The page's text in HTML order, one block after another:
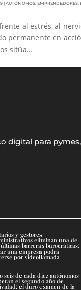
|AUTÓNOMOS,EMPRENDEDORES,
al estrés, al
permanente en
sitúa...
digital para
y gestores
eliminan una de
barreras burocráticas:
una empresa podrá
por videollamada
seis de cada diez autónomos
el segundo año de
el duro examen de la